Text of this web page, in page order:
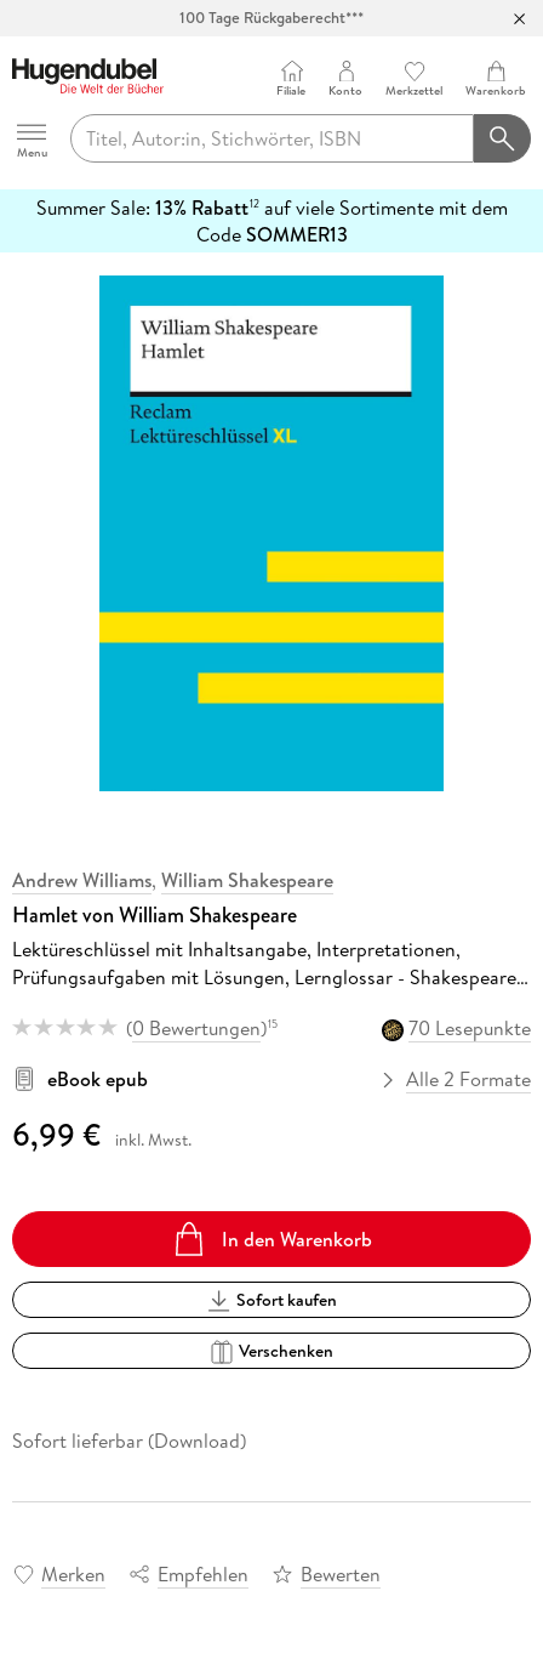
100 Tage Rückgaberecht***
Hugendubel
Menu
Filiale Konto Merkzettel Warenkorb
Summer Sale: 13% Rabatt12auf viele Sortimente mit dem
CodeSOMMER13
erfahren
Andrew Williams, William Shakespeare
Hamlet von William Shakespeare
Lektüreschlüssel mit Inhaltsangabe, Interpretationen,
Prüfungsaufgaben mit Lösungen, Lernglossar - Shakespeare,
(0 Bewertungen)15
70 Lesepunkte
eBook epub
Alle 2 Formate
6,99 € inkl. Mwst.
In den Warenkorb
Sofort kaufen
Verschenken
Sofort lieferbar (Download)
Merken Empfehlen Bewerten